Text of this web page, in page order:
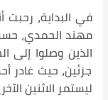
في البداية، رحبت
مهند الحمدي،
الذين وصلوا إلى
جزئين، حيث غادر
ليستمر الاثنين